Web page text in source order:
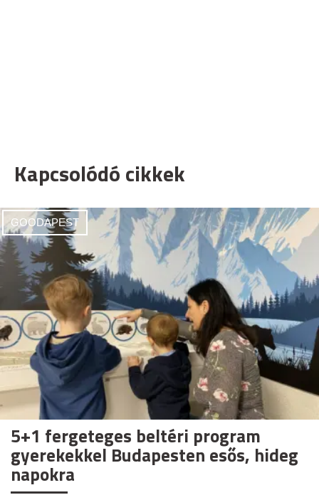
Kapcsolódó cikkek
GOODAPEST
5+1 fergeteges beltéri program
gyerekekkel Budapesten esős, hideg
napokra